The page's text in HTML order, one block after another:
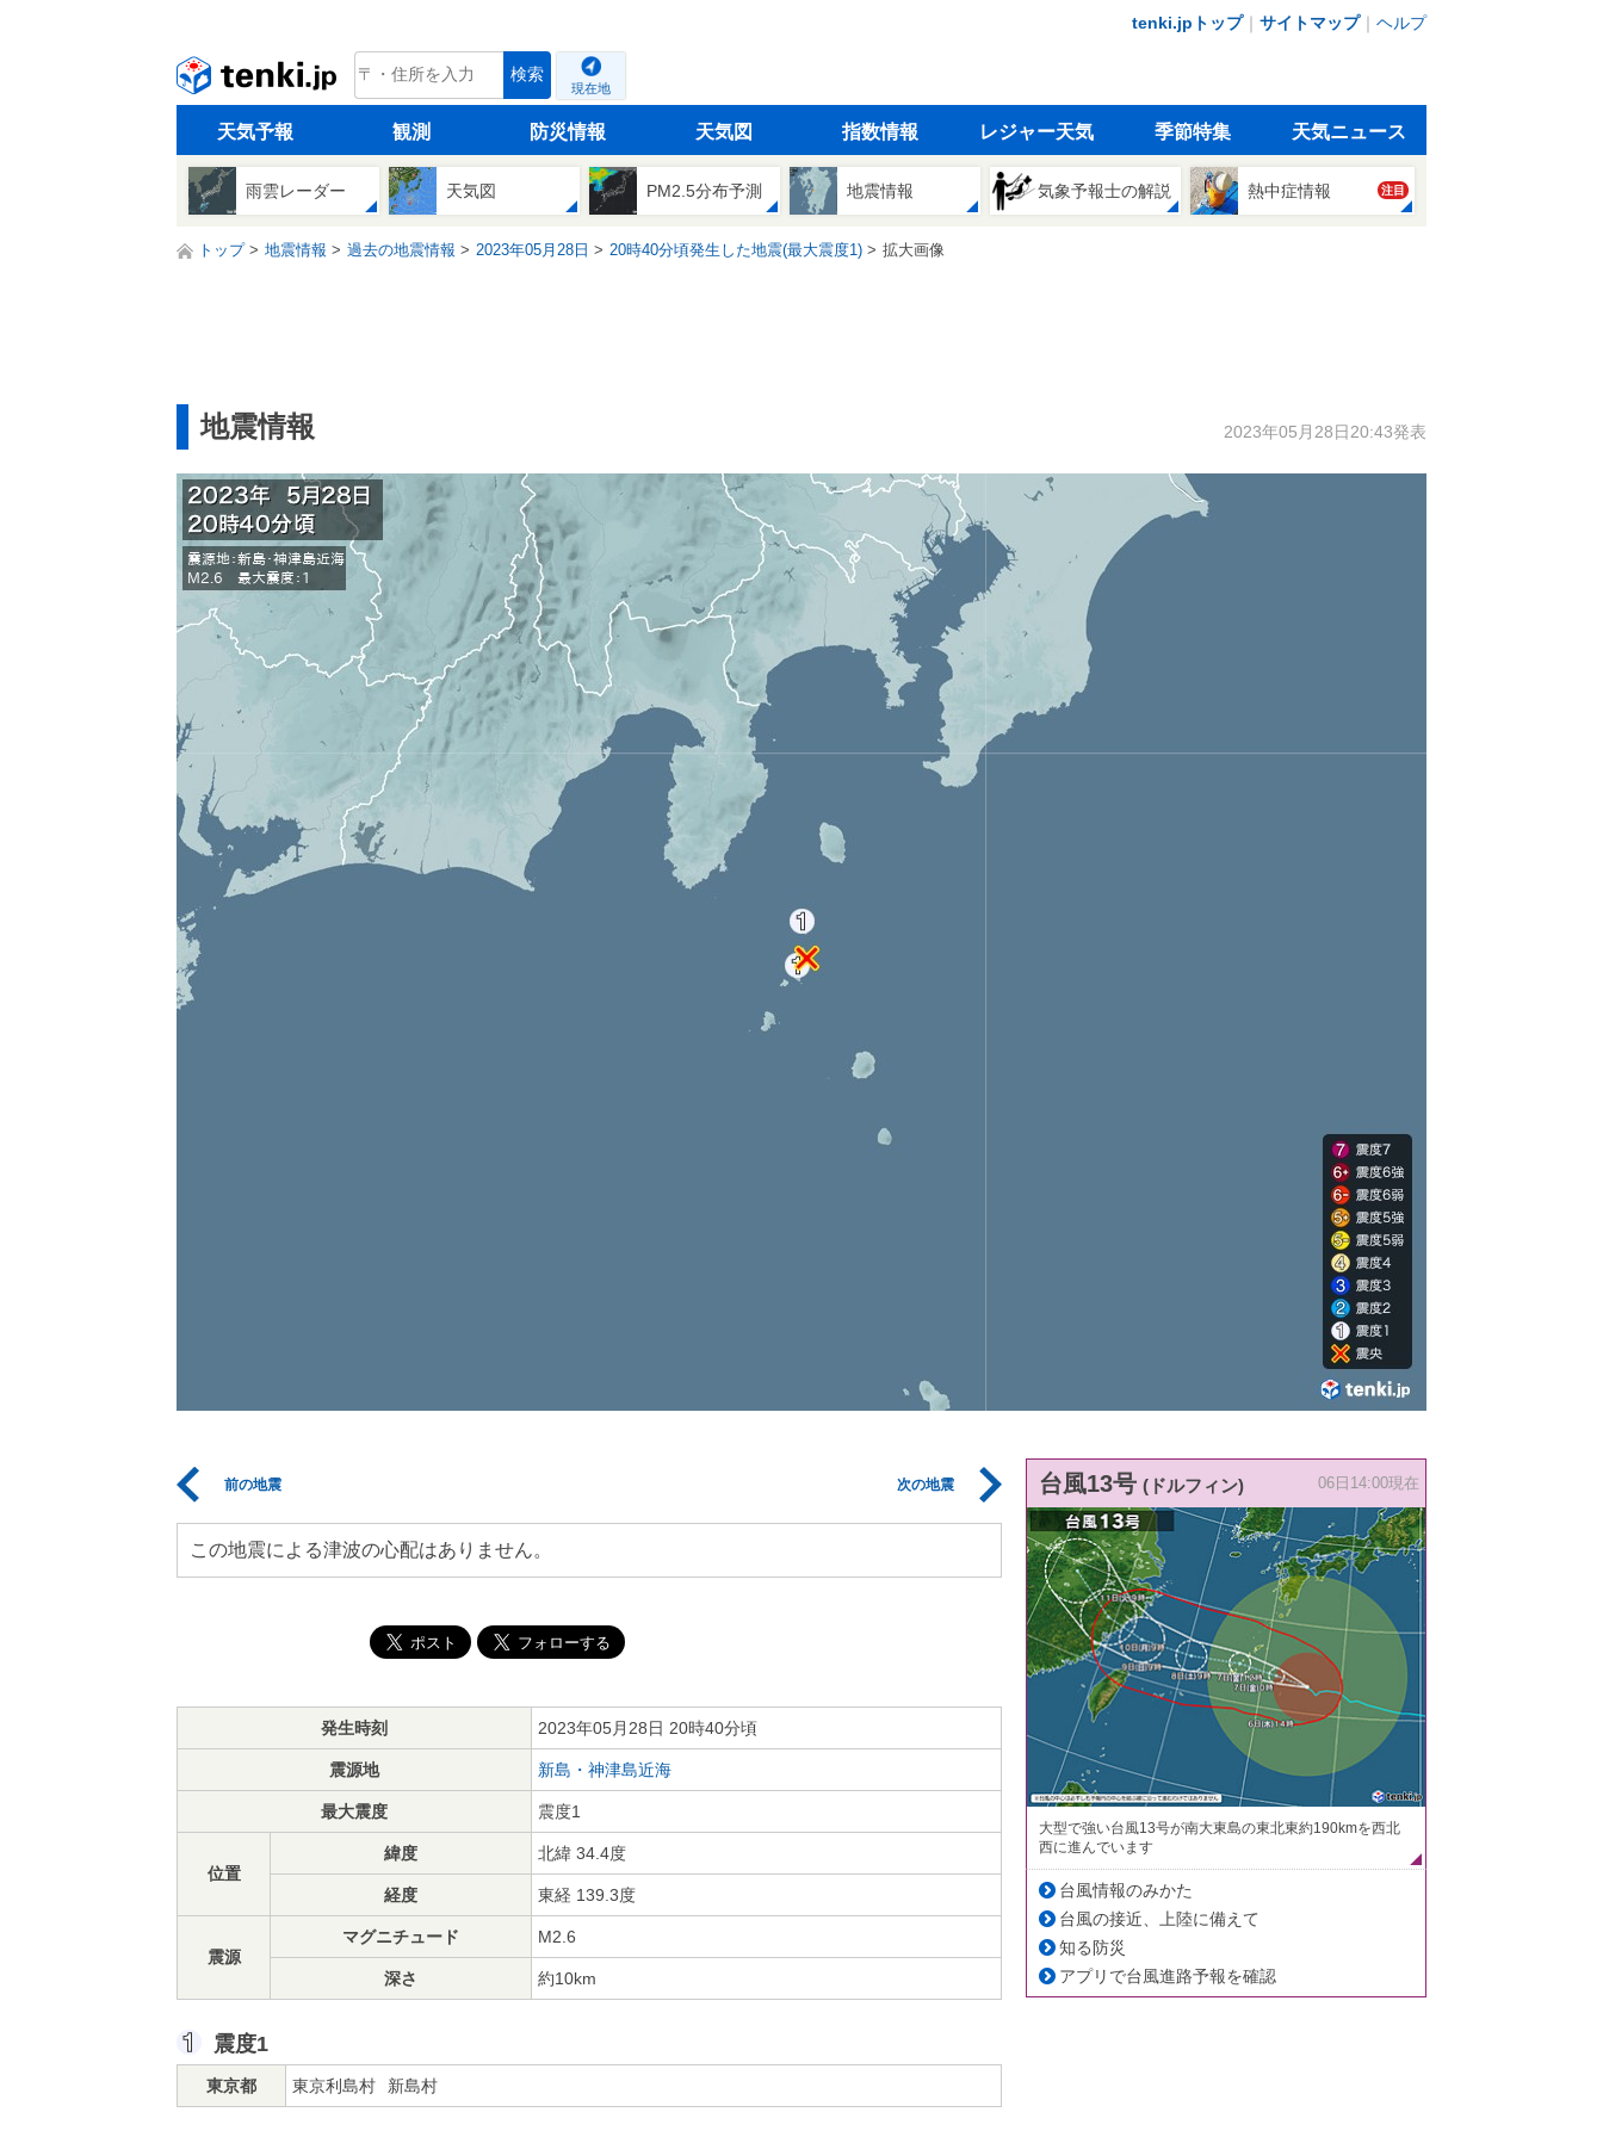
tenki.jpトップ｜ サイトマップ｜ ヘルプ
tenki.jp 検索
現在地
天気予報 観測 防災情報 天気図 指数情報 レジャー天気 季節特集 天気ニュース
雨雲レーダー 天気図 PM2.5分布予測 地震情報 気象予報士の解説 熱中症情報 注目
トップ 地震情報 過去の地震情報 2023年05月28日 20時40分頃発生した地震(最大震度1) 拡大画像
地震情報 2023年05月28日20:43発表
前の地震 次の地震
この地震による津波の心配はありません。
発生時刻 2023年05月28日 20時40分頃
震源地 新島・神津島近海
最大震度 震度1
位置
緯度 北緯 34.4度
経度 東経 139.3度
震源
マグニチュード M2.6
深さ 約10km
震度1
東京都 東京利島村 新島村
台風13号 (ドルフィン) 06日14:00現在
大型で強い台風13号が南大東島の東北東約190kmを西北
西に進んでいます
台風情報のみかた
台風の接近、上陸に備えて
知る防災
アプリで台風進路予報を確認